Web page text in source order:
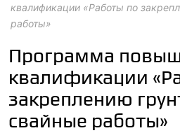
квалификации «Работы по
работы»
Программа
квалификации
закреплению
свайные работы»